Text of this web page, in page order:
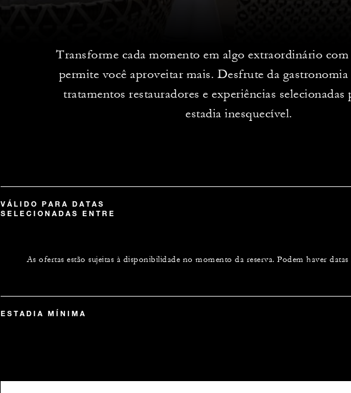
Transforme cada momento em algo extraordinário
permite você aproveitar mais. Desfrute da
tratamentos restauradores e experiências selecionadas
estadia inesquecível.
VÁLIDO PARA DATAS
SELECIONADAS ENTRE
As ofertas estão sujeitas à disponibilidade no momento da reserva. Podem haver datas
ESTADIA MÍNIMA